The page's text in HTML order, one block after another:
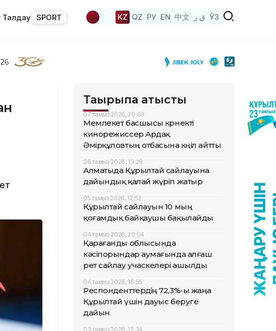
Талдау SPORT KZ QZ РУ EN 中文 ق ز ЎЗ
Тақырыпқа қатысты
07 тамыз 2026, 20:03
Мемлекет басшысы көрнекті
кинорежиссер Ардақ
Әмірқұловтың отбасына көңіл айтты
06 тамыз 2026, 13:28
Алматыда Құрылтай сайлауына
дайындық қалай жүріп жатыр
05 тамыз 2026, 12:52
Құрылтай сайлауын 10 мың
қоғамдық байқаушы бақылайды
04 тамыз 2026, 20:04
Қарағанды облысында
кәсіпорындар аумағында алғаш
рет сайлау учаскелері ашылды
04 тамыз 2026, 16:55
Респонденттердің 72,3%-ы жаңа
Құрылтай үшін дауыс беруге
дайын
03 тамыз 2026, 12:34